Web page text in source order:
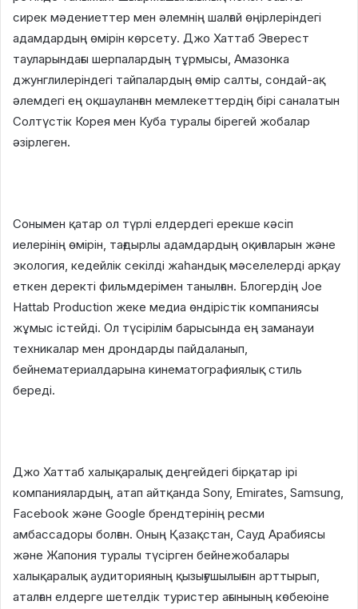
сирек мәдениеттер мен әлемнің шалғай өңірлеріндегі
адамдардың өмірін көрсету. Джо Хаттаб Эверест
тауларындағы шерпалардың тұрмысы, Амазонка
джунглилеріндегі тайпалардың өмір салты, сондай-ақ
әлемдегі ең оқшауланған мемлекеттердің бірі саналатын
Солтүстік Корея мен Куба туралы бірегей жобалар
әзірлеген.
Сонымен қатар ол түрлі елдердегі ерекше кәсіп
иелерінің өмірін, тағдырлы адамдардың оқиғаларын және
экология, кедейлік секілді жаһандық мәселелерді арқау
еткен деректі фильмдерімен танылған. Блогердің Joe
Hattab Production жеке медиа өндірістік компаниясы
жұмыс істейді. Ол түсірілім барысында ең заманауи
техникалар мен дрондарды пайдаланып,
бейнематериалдарына кинематографиялық стиль
береді.
Джо Хаттаб халықаралық деңгейдегі бірқатар ірі
компаниялардың, атап айтқанда Sony, Emirates, Samsung,
Facebook және Google брендтерінің ресми
амбассадоры болған. Оның Қазақстан, Сауд Арабиясы
және Жапония туралы түсірген бейнежобалары
халықаралық аудиторияның қызығушылығын арттырып,
аталған елдерге шетелдік туристер ағынының көбеюіне